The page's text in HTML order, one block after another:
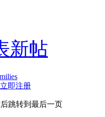
新帖
立即注册
跳转到最后一页